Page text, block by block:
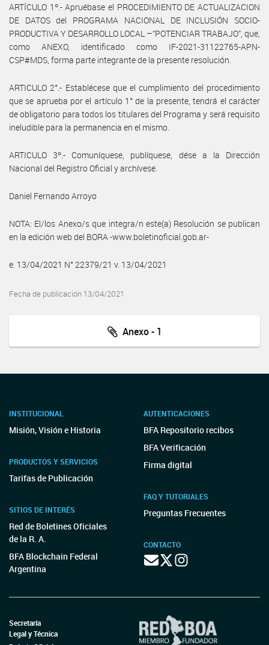
ARTÍCULO 1º.- Apruébase el PROCEDIMIENTO DE ACTUALIZACION
DE DATOS del PROGRAMA NACIONAL DE INCLUSIÓN SOCIO-
PRODUCTIVA Y DESARROLLO LOCAL –”POTENCIAR TRABAJO”, que,
como ANEXO, identificado como IF-2021-31122765-APN-
CSP#MDS, forma parte integrante de la presente resolución.
ARTICULO 2°.- Establécese que el cumplimiento del procedimiento
que se aprueba por el artículo 1° de la presente, tendrá el carácter
de obligatorio para todos los titulares del Programa y será requisito
ineludible para la permanencia en el mismo.
ARTICULO 3º.- Comuníquese, publíquese, dése a la Dirección
Nacional del Registro Oficial y archívese.
Daniel Fernando Arroyo
NOTA: El/los Anexo/s que integra/n este(a) Resolución se publican
en la edición web del BORA -www.boletinoficial.gob.ar-
e. 13/04/2021 N° 22379/21 v. 13/04/2021
Fecha de publicación 13/04/2021
Anexo - 1
INSTITUCIONAL
Misión, Visión e Historia
PRODUCTOS Y SERVICIOS
Tarifas de Publicación
SITIOS DE INTERÉS
Red de Boletines Oficiales
de la R. A.
BFA Blockchain Federal
Argentina
AUTENTICACIONES
BFA Repositorio recibos
BFA Verificación
Firma digital
FAQ Y TUTORIALES
Preguntas Frecuentes
CONTACTO
Secretaría
Legal y Técnica